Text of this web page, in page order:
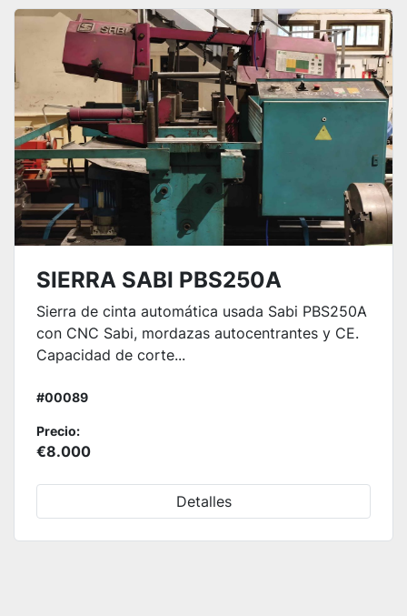
Ordenar por
SIERRA SABI PBS250A
Sierra de cinta automática usada Sabi PBS250A
con CNC Sabi, mordazas autocentrantes y CE.
Capacidad de corte...
#00089
Precio:
€8.000
Detalles